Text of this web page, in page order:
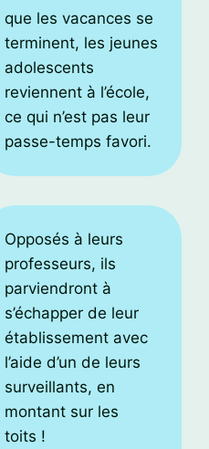
que les vacances se
terminent, les jeunes
adolescents
reviennent à l’école,
ce qui n’est pas leur
passe-temps favori.
Opposés à leurs
professeurs, ils
parviendront à
s’échapper de leur
établissement avec
l’aide d’un de leurs
surveillants, en
montant sur les
toits !